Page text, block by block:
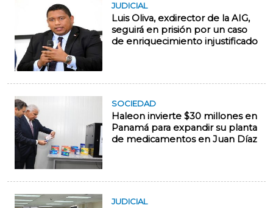
JUDICIAL
Luis Oliva, exdirector de la AIG,
seguirá en prisión por un caso
de enriquecimiento injustificado
SOCIEDAD
Haleon invierte $30 millones en
Panamá para expandir su planta
de medicamentos en Juan Díaz
JUDICIAL